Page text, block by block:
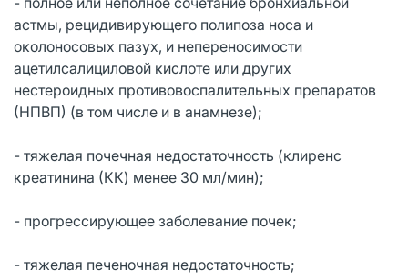
астмы, рецидивирующего полипоза носа и
околоносовых пазух, и непереносимости
ацетилсалициловой кислоте или других
нестероидных противовоспалительных препаратов
(НПВП) (в том числе и в анамнезе);
- тяжелая почечная недостаточность (клиренс
креатинина (КК) менее 30 мл/мин);
- прогрессирующее заболевание почек;
- тяжелая печеночная недостаточность;